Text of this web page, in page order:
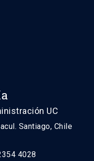
UC
Santiago, Chile
4028